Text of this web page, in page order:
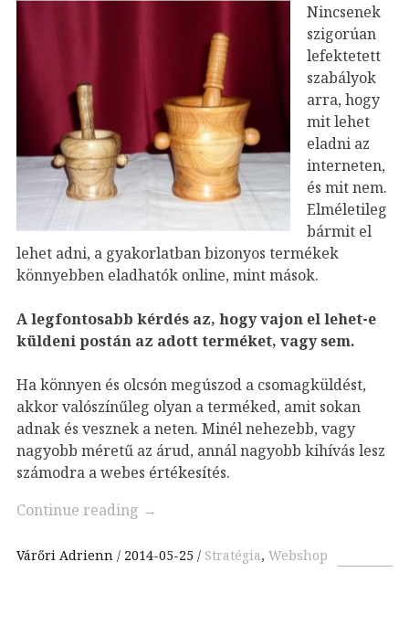
Nincsenek
szigorúan
lefektetett
szabályok
arra, hogy
mit lehet
eladni az
interneten,
és mit nem.
Elméletileg
bármit el
lehet adni, a gyakorlatban bizonyos termékek
könnyebben eladhatók online, mint mások.
A legfontosabb kérdés az, hogy vajon el lehet-e
küldeni postán az adott terméket, vagy sem.
Ha könnyen és olcsón megúszod a csomagküldést,
akkor valószínűleg olyan a terméked, amit sokan
adnak és vesznek a neten. Minél nehezebb, vagy
nagyobb méretű az árud, annál nagyobb kihívás lesz
számodra a webes értékesítés.
Continue reading →
Várőri Adrienn 2014-05-25 Stratégia, Webshop